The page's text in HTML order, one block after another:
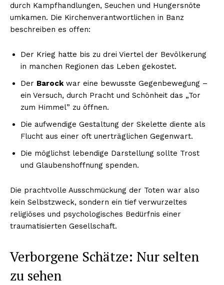
durch Kampfhandlungen, Seuchen und Hungersnöte
umkamen. Die Kirchenverantwortlichen in Banz
beschreiben es offen:
Der Krieg hatte bis zu drei Viertel der Bevölkerung
in manchen Regionen das Leben gekostet.
Der Barockwar eine bewusste Gegenbewegung –
ein Versuch, durch Pracht und Schönheit das „Tor
zum Himmel” zu öffnen.
Die aufwendige Gestaltung der Skelette diente als
Flucht aus einer oft unerträglichen Gegenwart.
Die möglichst lebendige Darstellung sollte Trost
und Glaubenshoffnung spenden.
Die prachtvolle Ausschmückung der Toten war also
kein Selbstzweck, sondern ein tief verwurzeltes
religiöses und psychologisches Bedürfnis einer
traumatisierten Gesellschaft.
Verborgene Schätze: Nur selten
zu sehen